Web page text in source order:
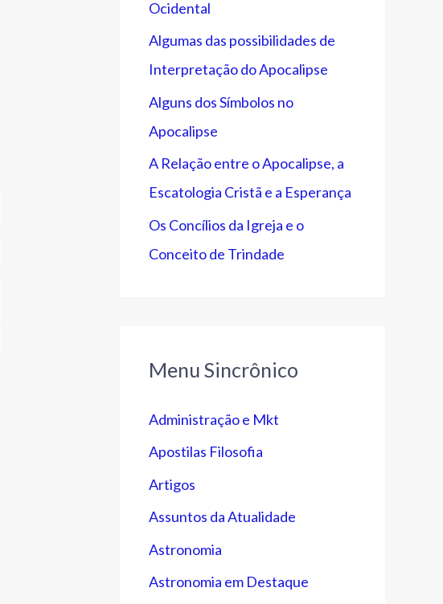
Ocidental
Algumas das possibilidades de
Interpretação do Apocalipse
Alguns dos Símbolos no
Apocalipse
A Relação entre o Apocalipse, a
Escatologia Cristã e a Esperança
Os Concílios da Igreja e o
Conceito de Trindade
Menu Sincrônico
Administração e Mkt
Apostilas Filosofia
Artigos
Assuntos da Atualidade
Astronomia
Astronomia em Destaque